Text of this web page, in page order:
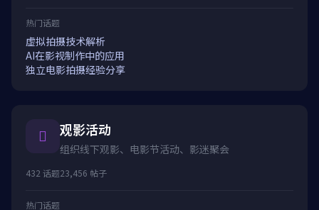
热门话题
虚拟拍摄技术解析
AI在影视制作中的应用
独立电影拍摄经验分享
观影活动
组织线下观影、电影节活动、影迷聚会
432 话题23,456 帖子
热门话题